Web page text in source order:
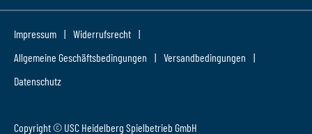
Copyright © USC Heidelberg Spielbetrieb GmbH
Impressum
Widerrufsrecht
Allgemeine Geschäftsbedingungen
Versandbedingungen
Datenschutz